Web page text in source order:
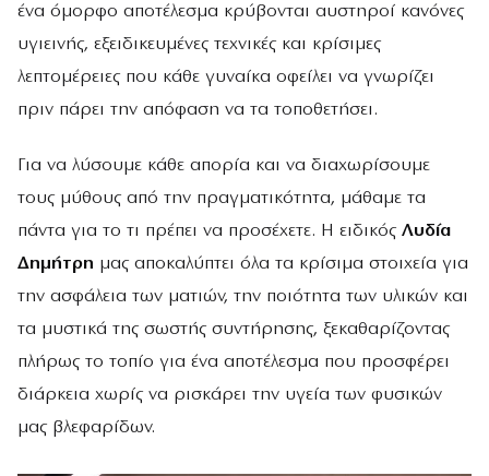
ένα όμορφο αποτέλεσμα κρύβονται αυστηροί κανόνες
υγιεινής, εξειδικευμένες τεχνικές και κρίσιμες
λεπτομέρειες που κάθε γυναίκα οφείλει να γνωρίζει
πριν πάρει την απόφαση να τα τοποθετήσει.
Για να λύσουμε κάθε απορία και να διαχωρίσουμε
τους μύθους από την πραγματικότητα, μάθαμε τα
πάντα για το τι πρέπει να προσέχετε. Η ειδικός Λυδία
Δημήτρη μας αποκαλύπτει όλα τα κρίσιμα στοιχεία για
την ασφάλεια των ματιών, την ποιότητα των υλικών και
τα μυστικά της σωστής συντήρησης, ξεκαθαρίζοντας
πλήρως το τοπίο για ένα αποτέλεσμα που προσφέρει
διάρκεια χωρίς να ρισκάρει την υγεία των φυσικών
μας βλεφαρίδων.